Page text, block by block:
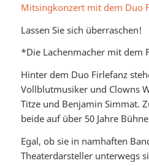
Mitsingkonzert mit dem Duo
Lassen Sie sich überraschen!
*Die Lachenmacher mit dem
Hinter dem Duo Firlefanz
Vollblutmusiker und Clowns
Titze und Benjamin Simmat.
beide auf über 50 Jahre
Egal, ob sie in namhaften
Theaterdarsteller unterwegs